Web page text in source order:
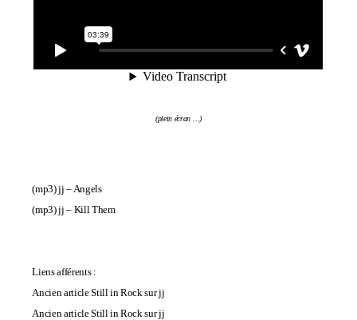
(plein écran …)
(mp3)jj – Angels
(mp3)jj – Kill Them
Liens afférents :
Ancien article Still in Rock sur jj
Ancien article Still in Rock sur jj